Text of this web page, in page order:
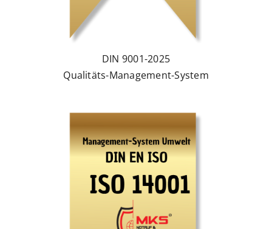
DIN 9001-2025
Qualitäts-Management-System